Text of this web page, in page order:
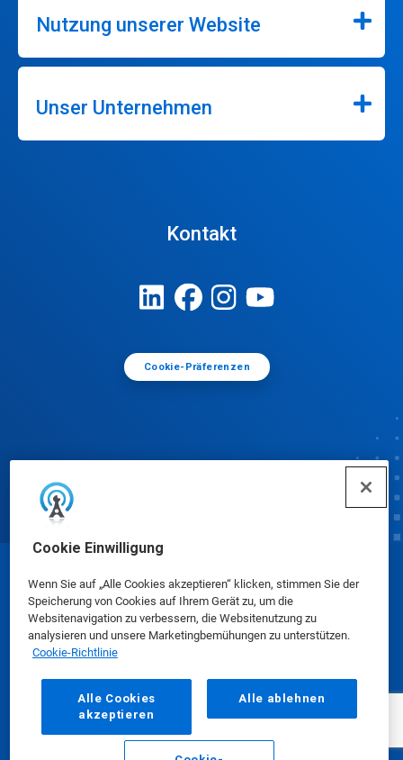
Cookie Einwilligung
Wenn Sie auf „Alle Cookies akzeptieren“ klicken, stimmen Sie der
Speicherung von Cookies auf Ihrem Gerät zu, um die
Websitenavigation zu verbessern, die Websitenutzung zu
analysieren und unsere Marketingbemühungen zu unterstützen.
Cookie-Richtlinie
Alle Cookies
akzeptieren
Alle ablehnen
Nutzung unserer Website
Unser Unternehmen
Kontakt
Cookie-Präferenzen
© Ecolab Inc. 2025
Sicherheitsdatenblätter|Datenschutzrichtlinie